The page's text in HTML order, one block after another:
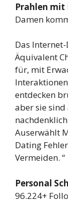
Prahlen mit
Damen
Das
Äquivalent
für, mit
entdecken
aber sie
Auserwählt
Dating
Vermeiden. “
Personal
96.224+